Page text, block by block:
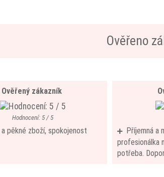
Ověřeno
Ověřený zákazník
Hodnocení: 5 / 5
pěkné zboží, spokojenost
Příjemná a
profesionálka
potřeba.